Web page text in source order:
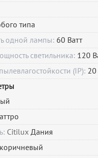
типа
одной лампы: 60 Ватт
светильника: 120
(IP): 20
Citilux Дания
коричневый